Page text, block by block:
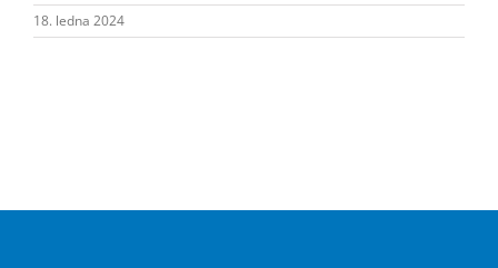
Turistika
18. ledna 2024